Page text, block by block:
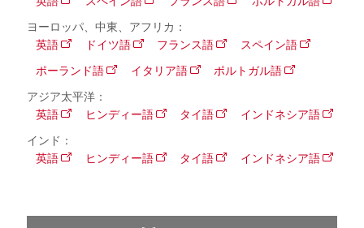
ヨーロッパ、中東、アフリカ：
英語
ドイツ語 フランス語
スペイン語
ポーランド語
イタリア語
ポルトガル語
アジア太平洋：
英語
ヒンディー語 タイ語
インドネシア語
インド：
英語
ヒンディー語 タイ語 インドネシア語